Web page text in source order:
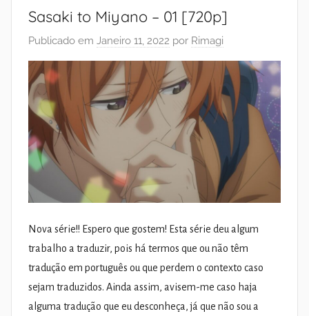
romances
Sasaki to Miyano – 01 [720p]
Publicado em Janeiro 11, 2022 por Rimagi
Nova série!! Espero que gostem! Esta série deu algum
trabalho a traduzir, pois há termos que ou não têm
tradução em português ou que perdem o contexto caso
sejam traduzidos. Ainda assim, avisem-me caso haja
alguma tradução que eu desconheça, já que não sou a